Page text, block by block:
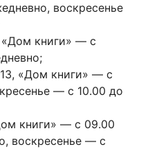
воскресенье
«Дом книги» — с
«Дом книги» — с
— с 10.00 до
книги» — с 09.00
воскресенье — с